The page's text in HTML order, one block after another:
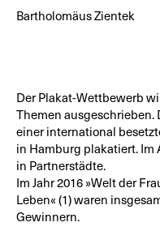
Bartholomäus Zientek
Der Plakat-Wettbewerb
Themen ausgeschrieben.
einer international
in Hamburg plakatiert. Im
in Partnerstädte.
Im Jahr 2016 »Welt der
Leben« (1) waren
Gewinnern.